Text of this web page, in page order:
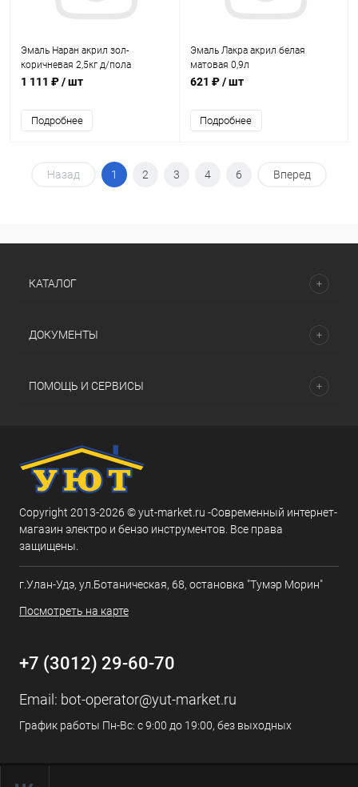
Эмаль Наран акрил зол-
коричневая 2,5кг д/пола
1 111 ₽/ шт
Подробнее
Эмаль Лакра акрил белая
матовая 0,9л
621 ₽/ шт
Подробнее
Назад 1 2 3 4 6 Вперед
КАТАЛОГ
ДОКУМЕНТЫ
ПОМОЩЬ И СЕРВИСЫ
Copyright 2013-2026 © yut-market.ru -Современный интернет-
магазин электро и бензо инструментов. Все права
защищены.
г.Улан-Удэ, ул.Ботаническая, 68, остановка "Тумэр Морин"
Посмотреть на карте
+7 (3012) 29-60-70
Email: bot-operator@yut-market.ru
График работы Пн-Вс: с 9:00 до 19:00, без выходных